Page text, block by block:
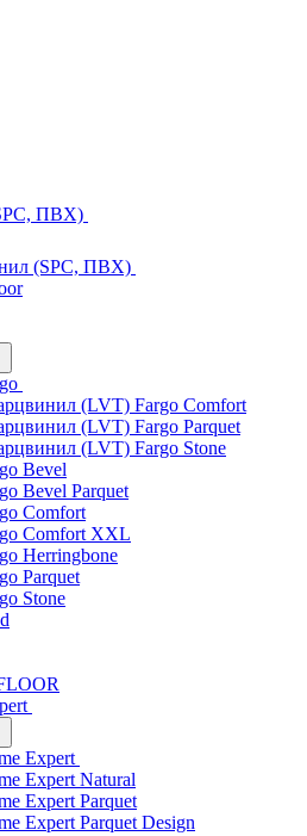
ПВХ)
(SPC, ПВХ)
(LVT) Fargo Comfort
(LVT) Fargo Parquet
(LVT) Fargo Stone
Bevel
Bevel Parquet
Comfort
Comfort XXL
Herringbone
Parquet
Stone
Expert
Expert Natural
Expert Parquet
Expert Parquet Design